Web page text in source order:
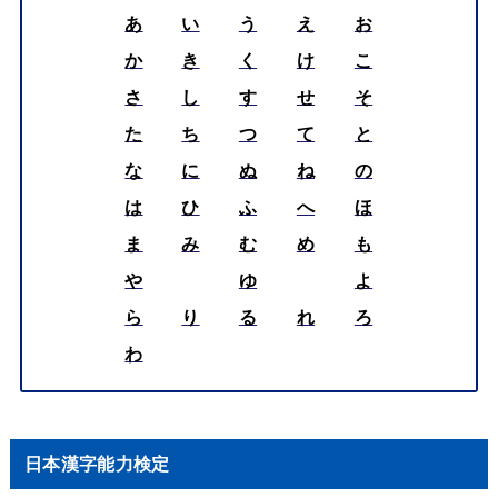
あ い う え
お
か
き く け
こ
さ
し す せ
そ
た
ち つ て
と
な
に ぬ ね
の
は
ひ ふ へ
ほ
ま
み む め
も
や
ゆ
よ
ら
り る れ
ろ
わ
日本漢字能力検定